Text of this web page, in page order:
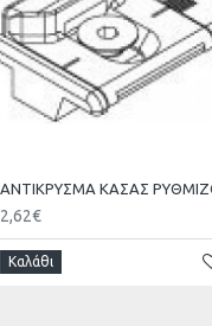
2,62€
Καλάθι